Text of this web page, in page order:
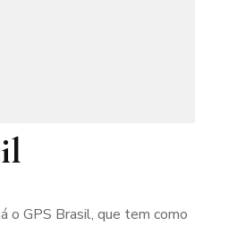
o GPS Brasil, que tem como